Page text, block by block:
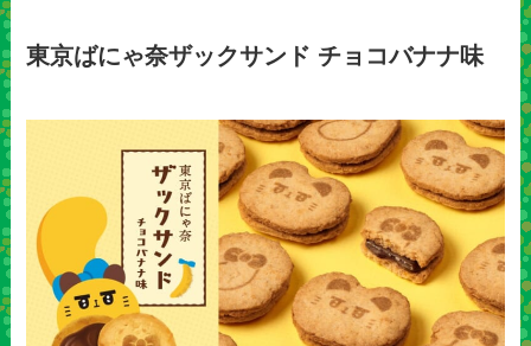
東京ばにゃ奈ザックサンド チョコバナナ味